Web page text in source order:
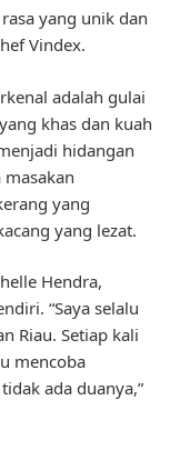
yang unik dan
Vindex.
adalah gulai
khas dan kuah
hidangan
yang
yang lezat.
Hendra,
“Saya selalu
Riau. Setiap kali
mencoba
ada duanya,”